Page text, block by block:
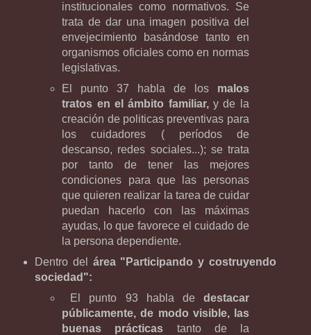
institucionales como normativos. Se
trata de dar una imagen positiva del
envejecimiento basándose tanto en
organismos oficiales como en normas
legislativas.
El punto 37 habla de los malos
tratos en el ámbito familiar,y de la
creación de politicas preventivas para
los cuidadores ( períodos de
descanso, redes sociales...); se trata
por tanto de tener las mejores
condiciones para que las personas
que quieren realizar la tarea de cuidar
puedan hacerlo con las máximas
ayudas, lo que favorece el cuidado de
la persona dependiente.
Dentro del
área "Participando y costruyendo
sociedad":
El punto 93 habla de destacar
públicamente, de modo visible, las
buenas prácticas tanto de la